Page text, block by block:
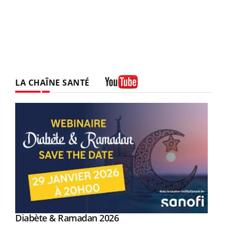
LA CHAÎNE SANTÉ
Youtube
Diabète & Ramadan 2026Youtube
Youtube
Un « jumeau numérique » pour faciliter l’accès